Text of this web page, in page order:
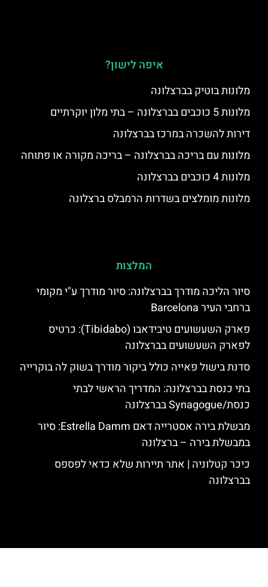
איפה לישון?
מלונות בוטיק בברצלונה
מלונות 5 כוכבים בברצלונה – בתי מלון יוקרתיים
דירות להשכרה במרכז בברצלונה
מלונות עם בריכה בברצלונה – בריכה מקורה או פתוחה
מלונות 4 כוכבים בברצלונה
מלונות מומלצים בשדרות הרמבלס ברצלונה
המלצות
סיור הליכה מודרך בברצלונה: סיור מודרך ע"י מקומי
ברחבי העיר Barcelona
פארק השעשועים טיבידאבו (Tibidabo): כרטיס
לפארק השעשועים בברצלונה
סדנת בישול פאייה כולל ביקור מודרך בשוק לה בוקרייה
בתי כנסת בברצלונה: המדריך הראשי לבתי
כנסת/Synagogue בברצלונה
מבשלת בירה אסטרייה דאם Estrella Damm: סיור
במבשלת בירה – ברצלונה
כיכר קטלוניה | אתר תיירות שלא כדאי לפספס
בברצלונה